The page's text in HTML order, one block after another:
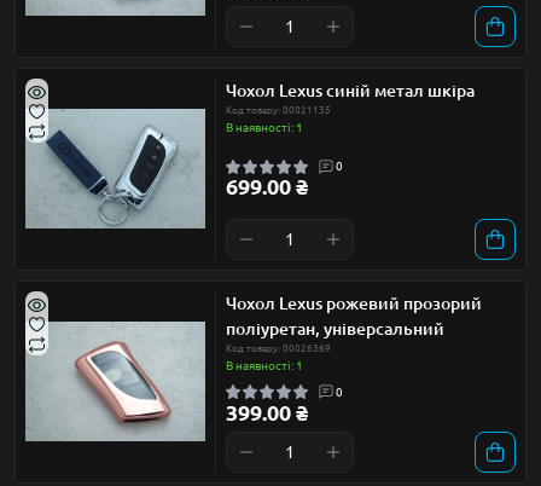
Чохол Lexus синій метал шкіра
Код товару: 00021135
В наявності: 1
0
699.00 ₴
Чохол Lexus рожевий прозорий
поліуретан, універсальний
Код товару: 00026369
В наявності: 1
0
399.00 ₴